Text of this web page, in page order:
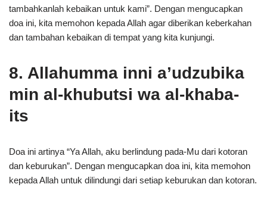
tambahkanlah kebaikan untuk kami”. Dengan mengucapkan
doa ini, kita memohon kepada Allah agar diberikan keberkahan
dan tambahan kebaikan di tempat yang kita kunjungi.
8. Allahumma inni a’udzubika
min al-khubutsi wa al-khaba-
its
Doa ini artinya “Ya Allah, aku berlindung pada-Mu dari kotoran
dan keburukan”. Dengan mengucapkan doa ini, kita memohon
kepada Allah untuk dilindungi dari setiap keburukan dan kotoran.